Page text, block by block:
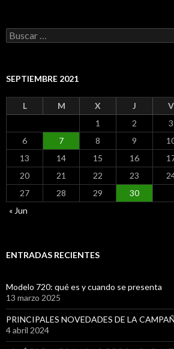
Buscar:
SEPTIEMBRE 2021
L M X J V
1
2 3
6
7 8 9
13
14 15 16
20
21 22 23
27
28 29
30
« Jun
ENTRADAS RECIENTES
Modelo 720: qué es y cuando se presenta
13 marzo 2025
PRINCIPALES NOVEDADES DE LA
4 abril 2024